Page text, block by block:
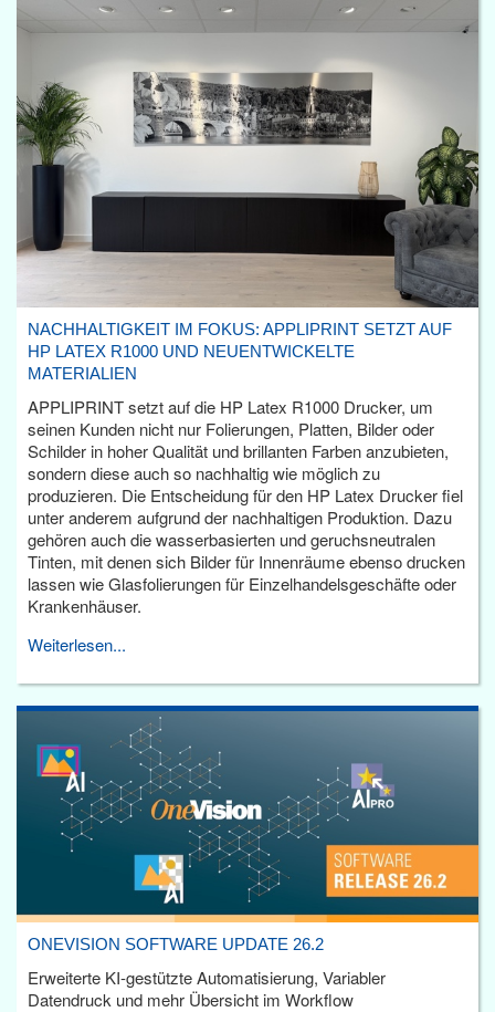
NACHHALTIGKEIT IM FOKUS: APPLIPRINT SETZT AUF
HP LATEX R1000 UND NEUENTWICKELTE
MATERIALIEN
APPLIPRINT setzt auf die HP Latex R1000 Drucker, um
seinen Kunden nicht nur Folierungen, Platten, Bilder oder
Schilder in hoher Qualität und brillanten Farben anzubieten,
sondern diese auch so nachhaltig wie möglich zu
produzieren. Die Entscheidung für den HP Latex Drucker fiel
unter anderem aufgrund der nachhaltigen Produktion. Dazu
gehören auch die wasserbasierten und geruchsneutralen
Tinten, mit denen sich Bilder für Innenräume ebenso drucken
lassen wie Glasfolierungen für Einzelhandelsgeschäfte oder
Krankenhäuser.
Weiterlesen...
ONEVISION SOFTWARE UPDATE 26.2
Erweiterte KI-gestützte Automatisierung, Variabler
Datendruck und mehr Übersicht im Workflow